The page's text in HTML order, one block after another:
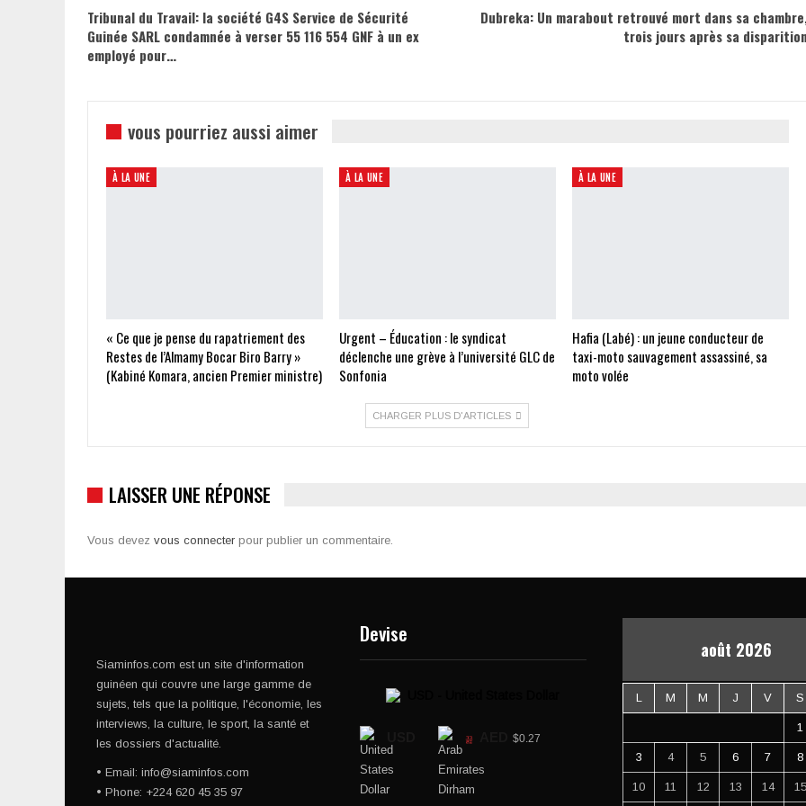
Tribunal du Travail: la société G4S Service de Sécurité
Guinée SARL condamnée à verser 55 116 554 GNF à un ex
employé pour…
Dubreka: Un marabout retrouvé mort dans sa
trois jours après sa
vous pourriez aussi aimer
À LA UNE
« Ce que je pense du rapatriement des
Restes de l’Almamy Bocar Biro Barry »
(Kabiné Komara, ancien Premier ministre)
À LA UNE
Urgent – Éducation : le syndicat
déclenche une grève à l’université GLC de
Sonfonia
À LA UNE
Hafia (Labé) : un jeune conducteur de
taxi-moto sauvagement assassiné, sa
moto volée
CHARGER PLUS D'ARTICLES
LAISSER UNE RÉPONSE
Vous devez vous connecter pour publier un commentaire.
Siaminfos.com est un site d'information
guinéen qui couvre une large gamme de
sujets, tels que la politique, l'économie, les
interviews, la culture, le sport, la santé et
les dossiers d'actualité.
• Email: info@siaminfos.com
• Phone: +224 620 45 35 97
Devise
$0.27
août 2026
L M M J V S
1
3 4 5 6 7 8
10 11 12 13 14 15